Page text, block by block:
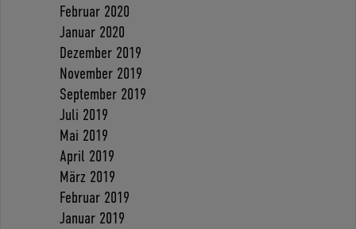
Februar 2020
Januar 2020
Dezember 2019
November 2019
September 2019
Juli 2019
Mai 2019
April 2019
März 2019
Februar 2019
Januar 2019